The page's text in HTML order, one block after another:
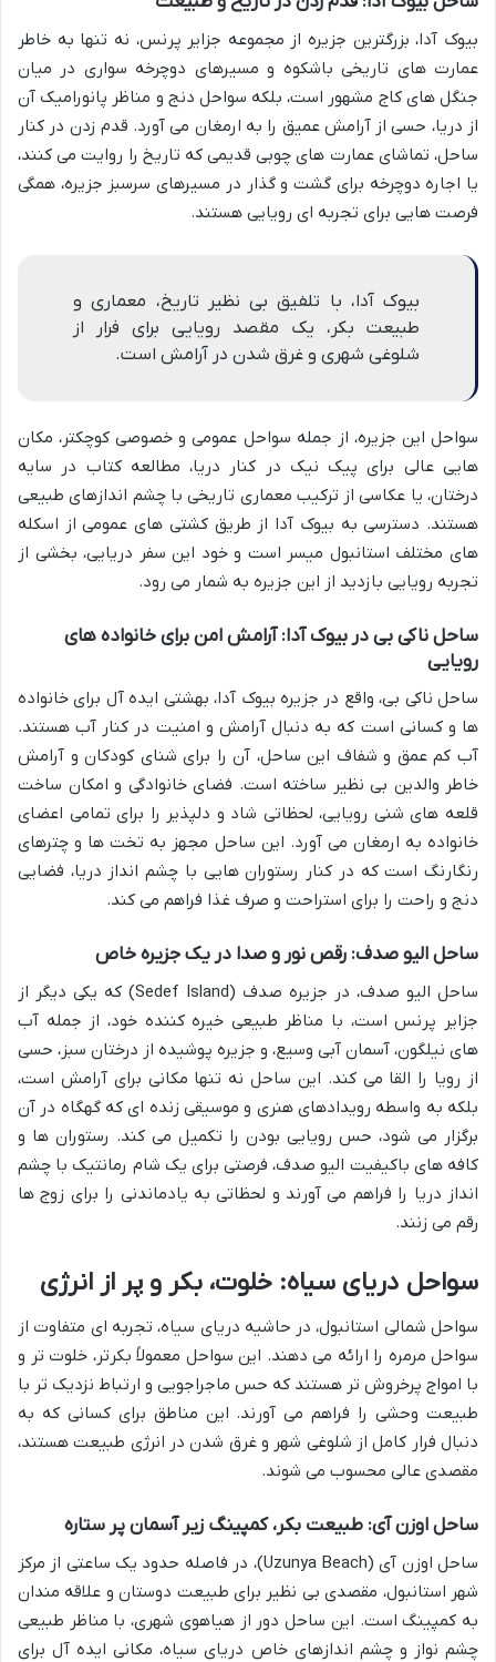
بیوک آدا، بزرگترین جزیره از مجموعه جزایر پرنس، نه تنها به خاطر
عمارت های تاریخی باشکوه و مسیرهای دوچرخه سواری در میان
جنگل های کاج مشهور است، بلکه سواحل دنج و مناظر پانورامیک آن
از دریا، حسی از آرامش عمیق را به ارمغان می آورد. قدم زدن در کنار
ساحل، تماشای عمارت های چوبی قدیمی که تاریخ را روایت می کنند،
یا اجاره دوچرخه برای گشت و گذار در مسیرهای سرسبز جزیره، همگی
فرصت هایی برای تجربه ای رویایی هستند.
بیوک آدا، با تلفیق بی نظیر تاریخ، معماری و
طبیعت بکر، یک مقصد رویایی برای فرار از
شلوغی شهری و غرق شدن در آرامش است.
سواحل این جزیره، از جمله سواحل عمومی و خصوصی کوچکتر، مکان
هایی عالی برای پیک نیک در کنار دریا، مطالعه کتاب در سایه
درختان، یا عکاسی از ترکیب معماری تاریخی با چشم اندازهای طبیعی
هستند. دسترسی به بیوک آدا از طریق کشتی های عمومی از اسکله
های مختلف استانبول میسر است و خود این سفر دریایی، بخشی از
تجربه رویایی بازدید از این جزیره به شمار می رود.
ساحل ناکی بی در بیوک آدا: آرامش امن برای خانواده های
رویایی
ساحل ناکی بی، واقع در جزیره بیوک آدا، بهشتی ایده آل برای خانواده
ها و کسانی است که به دنبال آرامش و امنیت در کنار آب هستند.
آب کم عمق و شفاف این ساحل، آن را برای شنای کودکان و آرامش
خاطر والدین بی نظیر ساخته است. فضای خانوادگی و امکان ساخت
قلعه های شنی رویایی، لحظاتی شاد و دلپذیر را برای تمامی اعضای
خانواده به ارمغان می آورد. این ساحل مجهز به تخت ها و چترهای
رنگارنگ است که در کنار رستوران هایی با چشم انداز دریا، فضایی
دنج و راحت را برای استراحت و صرف غذا فراهم می کند.
ساحل الیو صدف: رقص نور و صدا در یک جزیره خاص
ساحل الیو صدف، در جزیره صدف (Sedef Island) که یکی دیگر از
جزایر پرنس است، با مناظر طبیعی خیره کننده خود، از جمله آب
های نیلگون، آسمان آبی وسیع، و جزیره پوشیده از درختان سبز، حسی
از رویا را القا می کند. این ساحل نه تنها مکانی برای آرامش است،
بلکه به واسطه رویدادهای هنری و موسیقی زنده ای که گهگاه در آن
برگزار می شود، حس رویایی بودن را تکمیل می کند. رستوران ها و
کافه های باکیفیت الیو صدف، فرصتی برای یک شام رمانتیک با چشم
انداز دریا را فراهم می آورند و لحظاتی به یادماندنی را برای زوج ها
رقم می زنند.
سواحل دریای سیاه: خلوت، بکر و پر از انرژی
سواحل شمالی استانبول، در حاشیه دریای سیاه، تجربه ای متفاوت از
سواحل مرمره را ارائه می دهند. این سواحل معمولاً بکرتر، خلوت تر و
با امواج پرخروش تر هستند که حس ماجراجویی و ارتباط نزدیک تر با
طبیعت وحشی را فراهم می آورند. این مناطق برای کسانی که به
دنبال فرار کامل از شلوغی شهر و غرق شدن در انرژی طبیعت هستند،
مقصدی عالی محسوب می شوند.
ساحل اوزن آی: طبیعت بکر، کمپینگ زیر آسمان پر ستاره
ساحل اوزن آی (Uzunya Beach)، در فاصله حدود یک ساعتی از مرکز
شهر استانبول، مقصدی بی نظیر برای طبیعت دوستان و علاقه مندان
به کمپینگ است. این ساحل دور از هیاهوی شهری، با مناظر طبیعی
چشم نواز و چشم اندازهای خاص دریای سیاه، مکانی ایده آل برای